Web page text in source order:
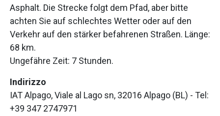
Asphalt. Die Strecke folgt dem Pfad, aber bitte
achten Sie auf schlechtes Wetter oder auf den
Verkehr auf den stärker befahrenen Straßen. Länge:
68 km.
Ungefähre Zeit: 7 Stunden.
Indirizzo
IAT Alpago, Viale al Lago sn, 32016 Alpago (BL) - Tel:
+39 347 2747971